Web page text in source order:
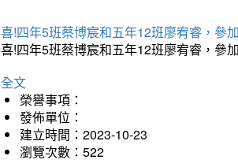
!四年5班蔡博宸和五年12班廖宥睿，參
!四年5班蔡博宸和五年12班廖宥睿，參
文
榮譽事項：
發佈單位：
建立時間：2023-10-23
瀏覽次數：522